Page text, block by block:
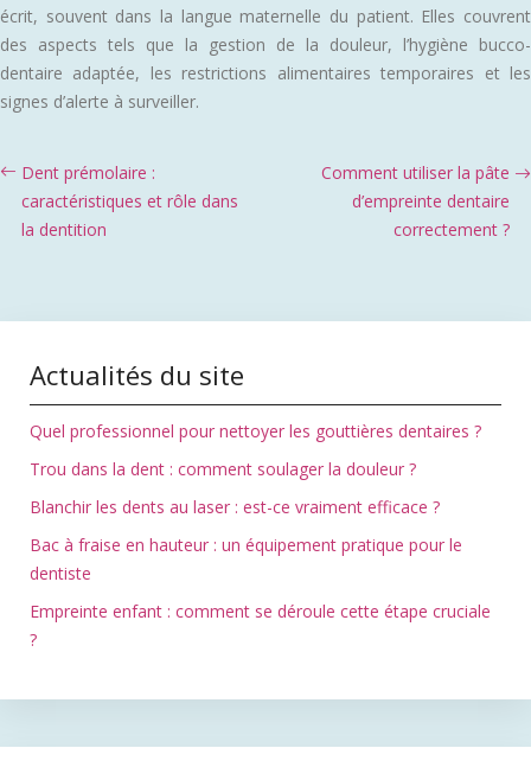
écrit, souvent dans la langue maternelle du patient. Elles couvrent
des aspects tels que la gestion de la douleur, l’hygiène bucco-
dentaire adaptée, les restrictions alimentaires temporaires et les
signes d’alerte à surveiller.
Dent prémolaire :
caractéristiques et rôle dans
la dentition
Comment utiliser la pâte
d’empreinte dentaire
correctement ?
Actualités du site
Quel professionnel pour nettoyer les gouttières dentaires ?
Trou dans la dent : comment soulager la douleur ?
Blanchir les dents au laser : est-ce vraiment efficace ?
Bac à fraise en hauteur : un équipement pratique pour le
dentiste
Empreinte enfant : comment se déroule cette étape cruciale
?